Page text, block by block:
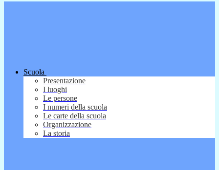
Scuola
Presentazione
I luoghi
Le persone
I numeri della scuola
Le carte della scuola
Organizzazione
La storia